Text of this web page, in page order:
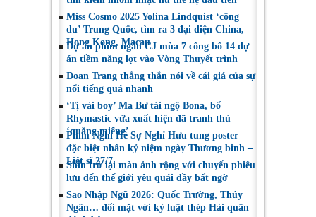
Miss Cosmo 2025 Yolina Lindquist ‘công
du’ Trung Quốc, tìm ra 3 đại diện China,
Hong Kong, Macau
Dự án phim ngắn CJ mùa 7 công bố 14 dự
án tiềm năng lọt vào Vòng Thuyết trình
Đoan Trang thẳng thắn nói về cái giá của sự
nổi tiếng quá nhanh
‘Tị vài boy’ Ma Bư tái ngộ Bona, bố
Rhymastic vừa xuất hiện đã tranh thủ
‘quăng miếng’
Phim Nghỉ Hè Sợ Nghỉ Hưu tung poster
đặc biệt nhân kỷ niệm ngày Thương binh –
Liệt sĩ 27/7
Shin trở lại màn ảnh rộng với chuyến phiêu
lưu đến thế giới yêu quái đầy bất ngờ
Sao Nhập Ngũ 2026: Quốc Trường, Thúy
Ngân… đối mặt với kỷ luật thép Hải quân